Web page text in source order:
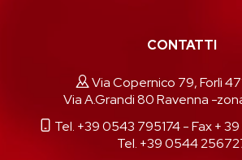
CONTATTI
Via Copernico 79, Forlì
Via A.Grandi 80 Ravenna -
Tel. +39 0543 795174- Fax +
Tel. +39 0544